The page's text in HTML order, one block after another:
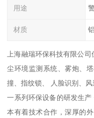
用途
材质 铝
上海融瑞环保科技有限公
尘环境监测系统、雾炮、
撞、指纹锁、 人脸识别、
一系列环保设备的研发生
本有着技术合作，深厚的